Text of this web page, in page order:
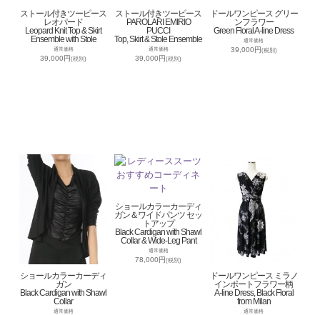
ストール付きツーピース
レオパード
Leopard Knit Top & Skirt
Ensemble with Stole
通常価格
39,000円(税別)
ストール付きツーピース
PAROLARI EMIRIO
PUCCI
Top, Skirt & Stole Ensemble
通常価格
39,000円(税別)
ドールワンピース グリー
ンフラワー
Green Floral A-line Dress
通常価格
39,000円(税別)
ショールカラーカーディ
ガン
Black Cardigan with Shawl
Collar
通常価格
ショールカラーカーディ
ガン＆ワイドパンツ セッ
トアップ
Black Cardigan with Shawl
Collar & Wide-Leg Pant
通常価格
78,000円(税別)
ドールワンピース ミラノ
インポートフラワー柄
A-line Dress, Black Floral
from Milan
通常価格